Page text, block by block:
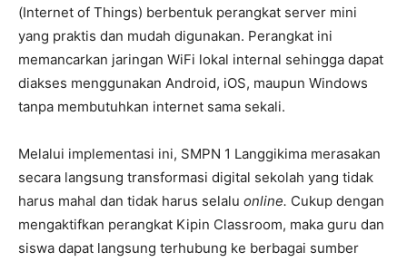
(Internet of Things) berbentuk perangkat server mini
yang praktis dan mudah digunakan. Perangkat ini
memancarkan jaringan WiFi lokal internal sehingga dapat
diakses menggunakan Android, iOS, maupun Windows
tanpa membutuhkan internet sama sekali.
Melalui implementasi ini, SMPN 1 Langgikima merasakan
secara langsung transformasi digital sekolah yang tidak
harus mahal dan tidak harus selalu online. Cukup dengan
mengaktifkan perangkat Kipin Classroom, maka guru dan
siswa dapat langsung terhubung ke berbagai sumber